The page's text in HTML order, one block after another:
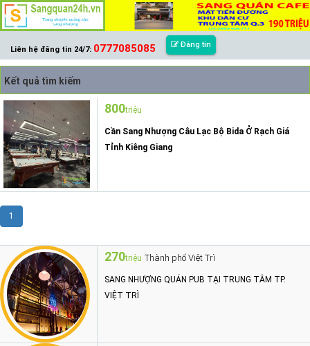
Liên hệ đăng tin 24/7: 0777085085 Đăng tin
Kết quả tìm kiếm
800triệu
Cần Sang Nhượng Câu Lạc Bộ Bida Ở Rạch Giá
Tỉnh Kiêng Giang
1
270triệu Thành phố Việt Trì
SANG NHƯỢNG QUÁN PUB TẠI TRUNG TÂM TP.
VIỆT TRÌ